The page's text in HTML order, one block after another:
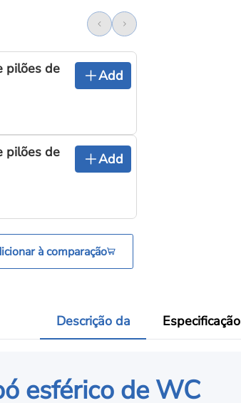
pilões de Add
pilões de Add
à comparação
Descrição da Especificação
esférico de WC